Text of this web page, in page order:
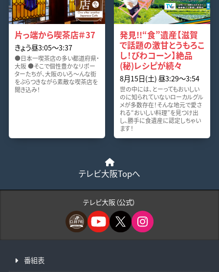
片っ端から喫茶店＃37
きょう昼3:05〜3:37
●日本一喫茶店の多い都道府県・
大阪 ●そこで個性豊かなリポー
ターたちが、大阪のいろ～んな街
をぶらつきながら素敵な喫茶店を
聞き込み！
発見!!“食”遺産【滋賀
で話題の激甘とうもろこ
し！びわコーン】絶品
(秘)レシピが続々
8月15日(土) 昼3:29〜3:54
世の中には、とーってもおいしい
のに知られていないローカルグル
メが多数存在！そんな地元で愛さ
れる“おいしい料理”を見つけ出
し、勝手に食遺産に認定しちゃい
ます！
テレビ大阪Topへ
テレビ大阪（公式）
番組表